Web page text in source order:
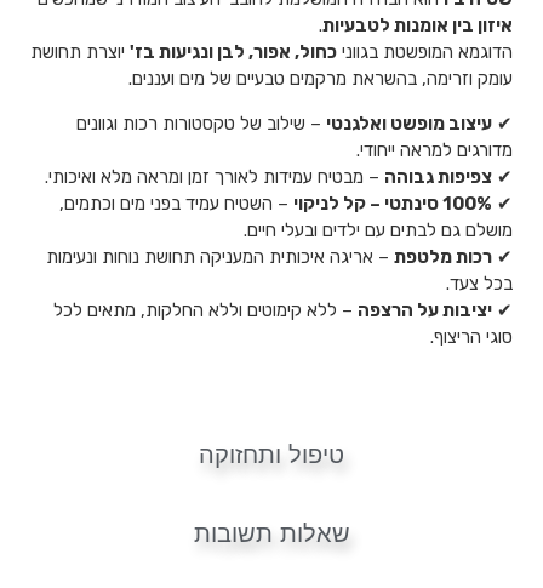
טיפול ותחזוקה
שאלות תשובות
איזון בין אומנות לטבעיות.
הדוגמא המופשטת בגווני כחול, אפור, לבן ונגיעות בז' יוצרת תחושת
עומק וזרימה, בהשראת מרקמים טבעיים של מים ועננים.
✔ עיצוב מופשט ואלגנטי – שילוב של טקסטורות רכות וגוונים
מדורגים למראה ייחודי.
✔ צפיפות גבוהה – מבטיח עמידות לאורך זמן ומראה מלא ואיכותי.
✔ 100% סינתטי – קל לניקוי
– השטיח עמיד בפני מים וכתמים,
מושלם גם לבתים עם ילדים ובעלי חיים.
✔ רכות מלטפת – אריגה איכותית המעניקה תחושת נוחות ונעימות
בכל צעד.
✔ יציבות על הרצפה – ללא קימוטים וללא החלקות, מתאים לכל
סוגי הריצוף.